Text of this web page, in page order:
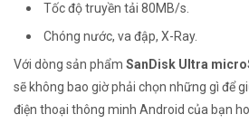
Tốc độ truyền tải 80MB/s.
Chóng nước, va đập, X-Ray.
Với dòng sản phẩm SanDisk Ultra
sẽ không bao giờ phải chọn những gì để
điện thoại thông minh Android của bạn